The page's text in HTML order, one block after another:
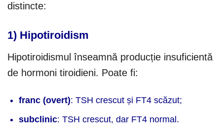
distincte:
1) Hipotiroidism
Hipotiroidismul înseamnă producție insuficientă
de hormoni tiroidieni. Poate fi:
franc (overt): TSH crescut și FT4 scăzut;
subclinic: TSH crescut, dar FT4 normal.